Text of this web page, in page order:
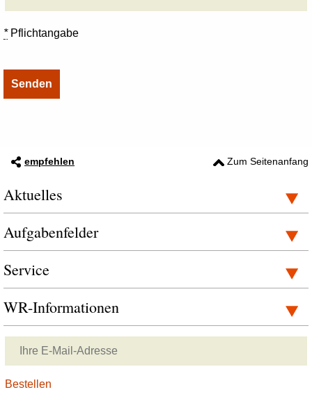
*Pflichtangabe
empfehlen Zum Seitenanfang
Aktuelles
Aufgabenfelder
Service
WR-Informationen